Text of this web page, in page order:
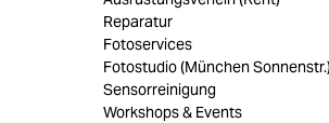
Reparatur
Fotoservices
Fotostudio (München
Sensorreinigung
Workshops & Events